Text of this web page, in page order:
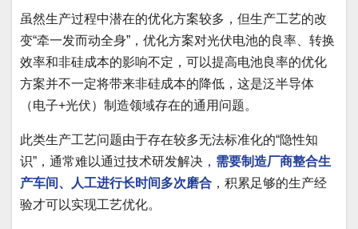
虽然生产过程中潜在的优化方案较多，但生产工艺的改
变“牵一发而动全身”，优化方案对光伏电池的良率、转换
效率和非硅成本的影响不定，可以提高电池良率的优化
方案并不一定将带来非硅成本的降低，这是泛半导体
（电子+光伏）制造领域存在的通用问题。
此类生产工艺问题由于存在较多无法标准化的“隐性知
识”，通常难以通过技术研发解决， 需要制造厂商整合生
产车间、人工进行长时间多次磨合 ，积累足够的生产经
验才可以实现工艺优化。